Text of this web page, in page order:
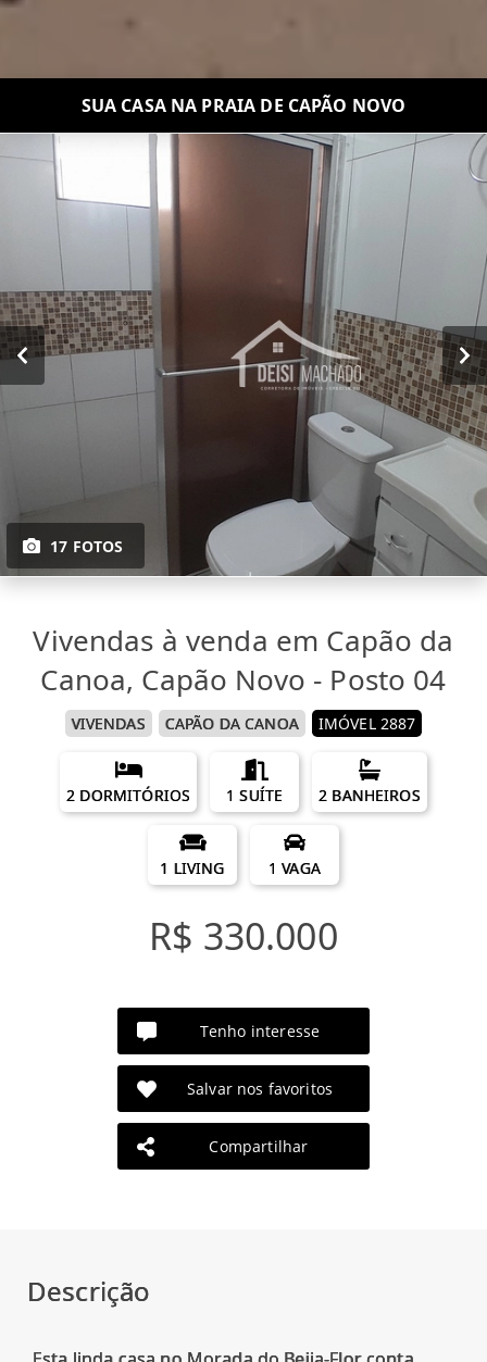
SUA CASA NA PRAIA DE CAPÃO NOVO
17 FOTOS
Vivendas à venda em Capão da
Canoa, Capão Novo - Posto 04
VIVENDAS CAPÃO DA CANOA IMÓVEL 2887
2 DORMITÓRIOS 1 SUÍTE 2 BANHEIROS
1 LIVING 1 VAGA
R$ 330.000
Tenho interesse
Salvar nos favoritos
Compartilhar
Descrição